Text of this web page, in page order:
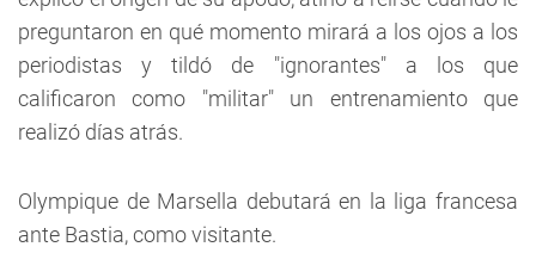
preguntaron en qué momento mirará a los ojos a los
periodistas y tildó de "ignorantes" a los que
calificaron como "militar" un entrenamiento que
realizó días atrás.
Olympique de Marsella debutará en la liga francesa
ante Bastia, como visitante.